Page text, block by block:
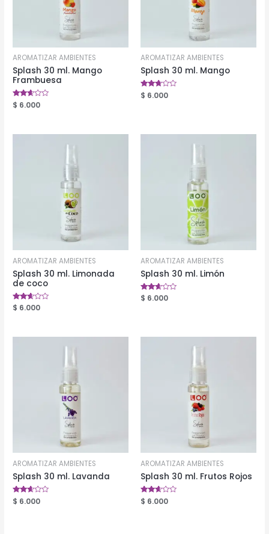
AROMATIZAR AMBIENTES
Splash 30 ml. Mango
Frambuesa
Valorado
en
$ 6.000
AROMATIZAR AMBIENTES
Splash 30 ml. Mango
Valorado
en
$ 6.000
AROMATIZAR AMBIENTES
Splash 30 ml. Limonada
de coco
Valorado
en
$ 6.000
AROMATIZAR AMBIENTES
Splash 30 ml. Limón
Valorado
en
$ 6.000
AROMATIZAR AMBIENTES
Splash 30 ml. Lavanda
Valorado
en
$ 6.000
AROMATIZAR AMBIENTES
Splash 30 ml. Frutos Rojos
Valorado
en
$ 6.000